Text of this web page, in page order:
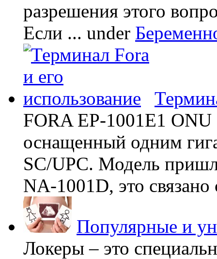
разрешения этого
Если ... under
FORA EP-1001E1 ONU
оснащенный одним
SC/UPC. Модель
NA-1001D, это связано
Популярные и
Локеры – это